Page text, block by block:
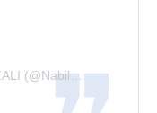
A Post Shared By NABILA RAZALI (@nabila.razali)